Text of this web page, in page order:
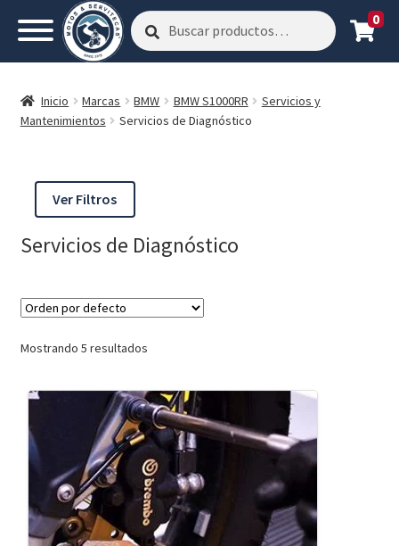
Buscar
por:
Buscar 0
Inicio Marcas BMW BMW S1000RR
Servicios y
Mantenimientos
Servicios de Diagnóstico
Ver Filtros
Servicios de Diagnóstico
Mostrando 5 resultados